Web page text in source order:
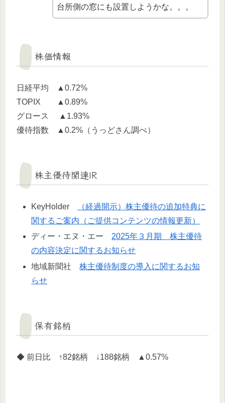
台所側の窓にも設置しようかな。。。
株価情報
日経平均 ▲0.72%
TOPIX ▲0.89%
グロース ▲1.93%
優待指数 ▲0.2%（うっどさん調べ）
株主優待関連IR
KeyHolder
（経過開示）株主優待の追加特典に
関するご案内（ご提供コンテンツの情報更新）
ディー・エヌ・エー 2025年３月期 株主優待
の内容決定に関するお知らせ
地域新聞社株主優待制度の導入に関するお知
らせ
保有銘柄
◆ 前日比 ↑82銘柄 ↓188銘柄 ▲0.57%